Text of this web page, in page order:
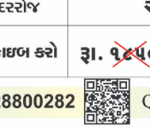
રહેવાસીઓની માંગ